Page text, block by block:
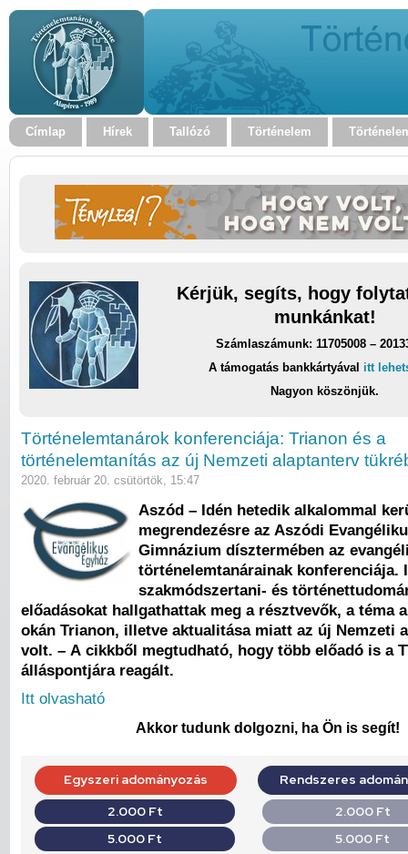
Címlap Hírek Tallózó Történelem
Kérjük, segíts, hogy
munkánkat!
Számlaszámunk: 11705008 –
A támogatás bankkártyával itt
Nagyon köszönjük.
Történelemtanárok konferenciája: Trianon és a
történelemtanítás az új Nemzeti alaptanterv
2020. február 20. csütörtök, 15:47
Aszód – Idén hetedik alkalommal
megrendezésre az Aszódi
Gimnázium dísztermében az
történelemtanárainak konferenciája.
szakmódszertani- és
előadásokat hallgathattak meg a résztvevők, a téma
okán Trianon, illetve aktualitása miatt az új Nemzeti
volt. – A cikkből megtudható, hogy több előadó is a
álláspontjára reagált.
Itt olvasható
Akkor tudunk dolgozni, ha Ön is segít!